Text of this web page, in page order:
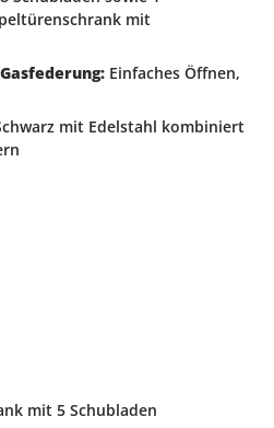
mit
Einfaches Öffnen,
mit Edelstahl kombiniert
mit 5 Schubladen